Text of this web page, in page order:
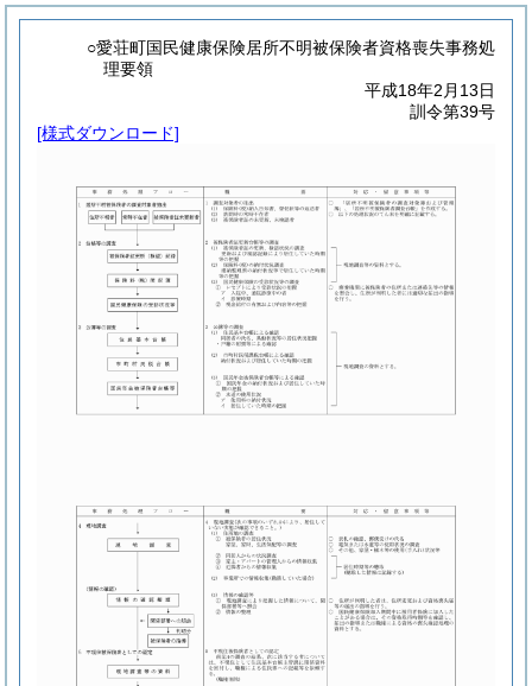
○愛荘町国民健康保険居所不明被保険者資格喪失事務処
理要領
平成18年2月13日
訓令第39号
[様式ダウンロード]